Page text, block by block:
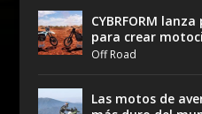
CYBRFORM
para crear
Off Road
Las motos de